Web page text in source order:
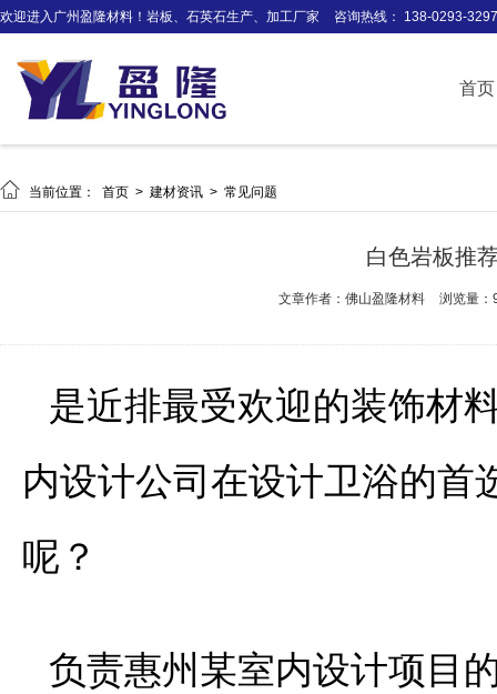
欢迎进入广州盈隆材料！岩板、石英石生产、加工厂家 咨询热线： 138-0293-3297
首页
 当前位置： 首页 > 建材资讯 > 常见问题
白色岩板推
文章作者：佛山盈隆材料 浏览量：
是近排最受欢迎的装饰材
内设计公司在设计卫浴的首
呢？
负责惠州某室内设计项目